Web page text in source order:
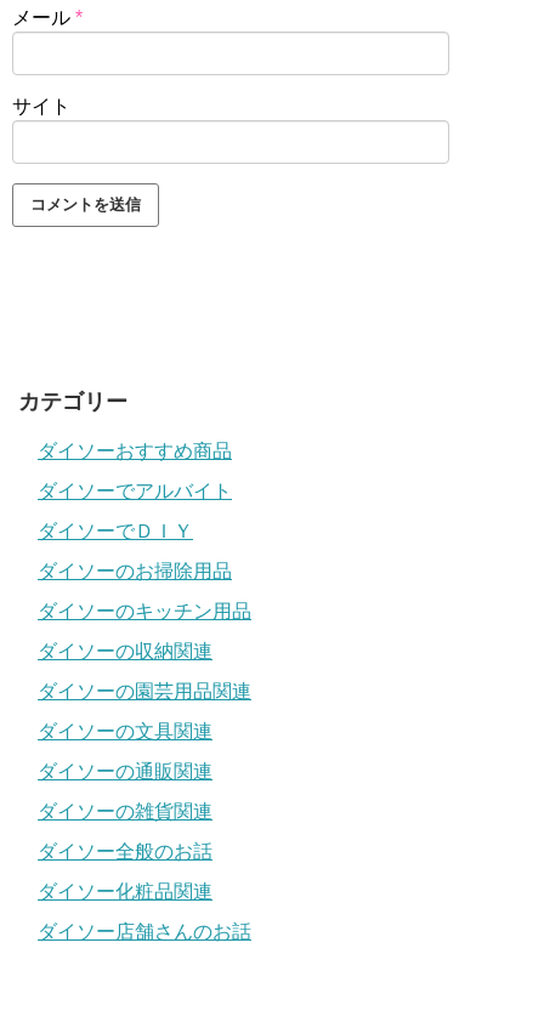
メール *
サイト
カテゴリー
ダイソーおすすめ商品
ダイソーでアルバイト
ダイソーでＤＩＹ
ダイソーのお掃除用品
ダイソーのキッチン用品
ダイソーの収納関連
ダイソーの園芸用品関連
ダイソーの文具関連
ダイソーの通販関連
ダイソーの雑貨関連
ダイソー全般のお話
ダイソー化粧品関連
ダイソー店舗さんのお話